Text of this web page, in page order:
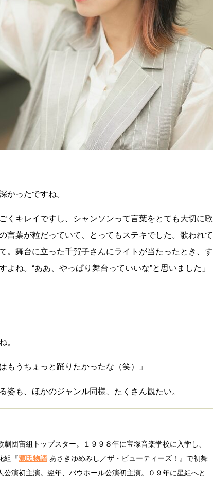
ったですね。
くキレイですし、シャンソンって言葉をとても大切に歌
言葉が粒だっていて、とってもステキでした。歌われて
。舞台に立った千賀子さんにライトが当たったとき、す
ね。“ああ、やっぱり舞台っていいな”と思いました」
。
もうちょっと踊りたかったな（笑）」
も、ほかのジャンル同様、たくさん観たい。
団宙組トップスター。１９９８年に宝塚音楽学校に入学し、
組『源氏物語 あさきゆめみし／ザ・ビューティーズ！』で初舞
演初主演。翌年、バウホール公演初主演。０９年に星組へと